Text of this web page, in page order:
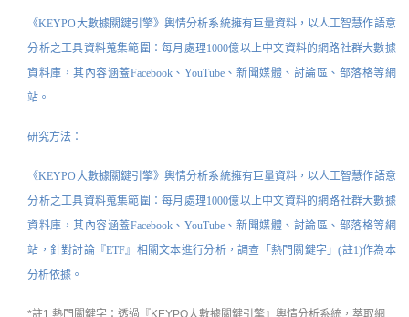
《KEYPO大數據關鍵引擎》輿情分析系統擁有巨量資料 ，以人工智慧作語意
分析之工具資料蒐集範圍：每月處理1000億以上中文資料的網路社群大數據
資料庫，其內容涵蓋Facebook、YouTube、新聞媒體、討論區、部落格等網
站。
研究方法：
《KEYPO大數據關鍵引擎》輿情分析系統擁有巨量資料，以人工智慧作語意
分析之工具資料蒐集範圍：每月處理1000億以上中文資料的網路社群大數據
資料庫，其內容涵蓋Facebook、YouTube、新聞媒體、討論區、部落格等網
站， 針對討論『ETF』相關文本進行分析，調查「熱門關鍵字」(註1)作為本
分析依據。
*註1 熱門關鍵字：透過『KEYPO大數據關鍵引擎』輿情分析系統 ，萃取網